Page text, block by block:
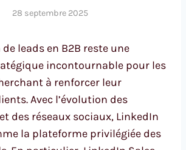
28 septembre 2025
leads en B2B reste une
incontournable pour les
à renforcer leur
Avec l’évolution des
des réseaux sociaux, LinkedIn
la plateforme privilégiée des